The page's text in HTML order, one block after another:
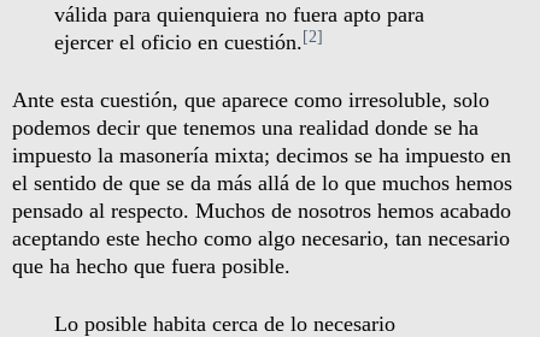
válida para quienquiera no fuera apto para
ejercer el oficio en cuestión.[2]
Ante esta cuestión, que aparece como irresoluble, solo
podemos decir que tenemos una realidad donde se ha
impuesto la masonería mixta; decimos se ha impuesto en
el sentido de que se da más allá de lo que muchos hemos
pensado al respecto. Muchos de nosotros hemos acabado
aceptando este hecho como algo necesario, tan necesario
que ha hecho que fuera posible.
Lo posible habita cerca de lo necesario